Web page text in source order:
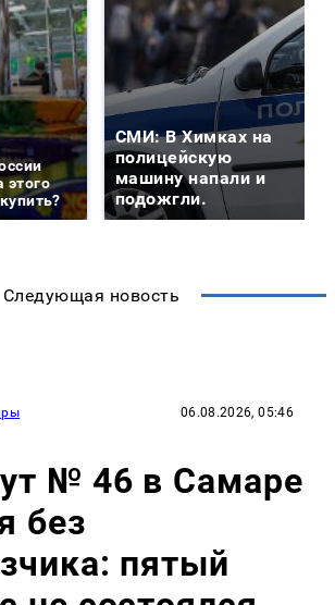
этого
СМИ: В Химках на
полицейскую
машину напали и
подожгли.
Следующая новость
06.08.2026, 05:46
№ 46 в Самаре
без
пятый